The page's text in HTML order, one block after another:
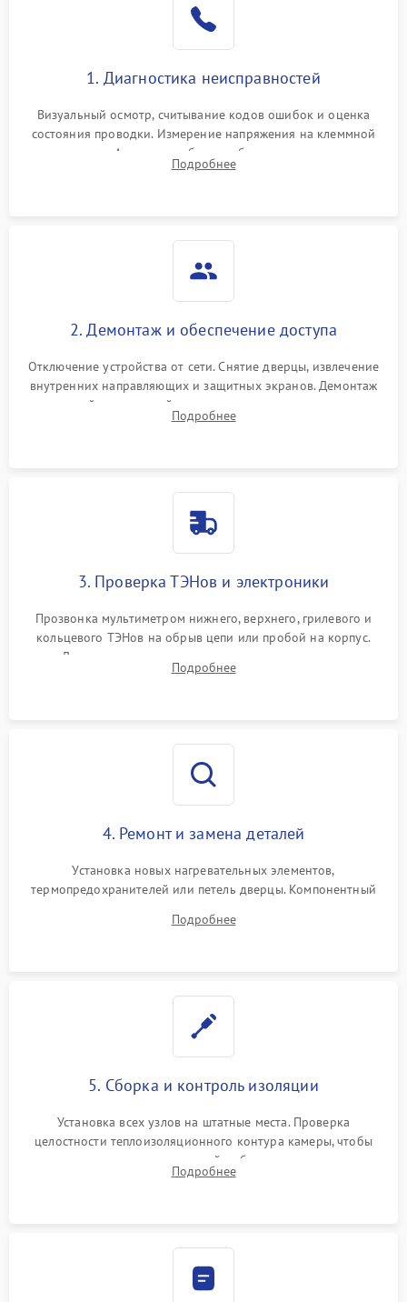
1. Диагностика неисправностей
Визуальный осмотр, считывание кодов ошибок и оценка
состояния проводки. Измерение напряжения на клеммной
колодке. Анализ жалоб на проблемы с нагревом,
конвекцией, панелью управления или блокировкой дверцы.
Подробнее
2. Демонтаж и обеспечение доступа
Отключение устройства от сети. Снятие дверцы, извлечение
внутренних направляющих и защитных экранов. Демонтаж
задней или верхней панели для прямого доступа к
нагревательным элементам, плате и вентиляторам.
Подробнее
3. Проверка ТЭНов и электроники
Прозвонка мультиметром нижнего, верхнего, грилевого и
кольцевого ТЭНов на обрыв цепи или пробой на корпус.
Диагностика термостата, датчиков температуры,
переключателя режимов и мотора конвекции.
Подробнее
4. Ремонт и замена деталей
Установка новых нагревательных элементов,
термопредохранителей или петель дверцы. Компонентный
выгоревших реле, восстановление контактов и замена
Подробнее
5. Сборка и контроль изоляции
Установка всех узлов на штатные места. Проверка
целостности теплоизоляционного контура камеры, чтобы
исключить перегрев кухонной мебели и потерю тепла.
Надежная фиксация клемм и сборка корпуса шкафа.
Подробнее